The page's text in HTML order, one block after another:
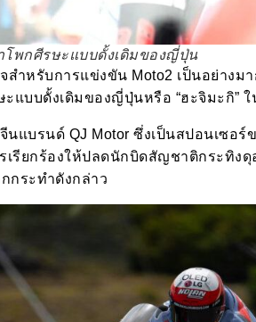
โพกศีรษะแบบดั้งเดิมของญี่ปุ่น
ำหรับการแข่งขัน Moto2 เป็นอย่างม
ะแบบดั้งเดิมของญี่ปุ่นหรือ “ฮะจิมะกิ”
แบรนด์ QJ Motor ซึ่งเป็นสปอนเซอ
เรียกร้องให้ปลดนักบิดสัญชาติกระทิง
กระทำดังกล่าว